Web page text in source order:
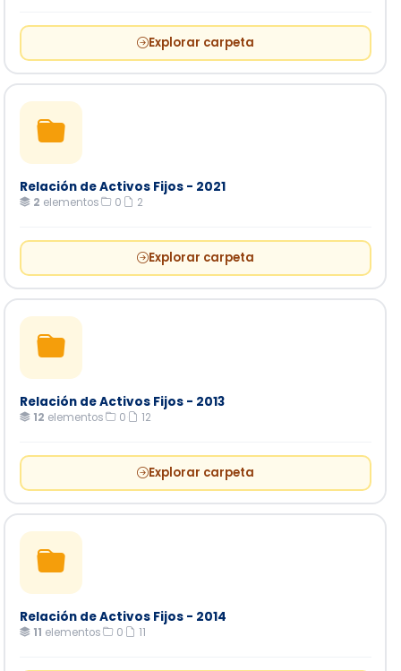
Explorar carpeta
Relación de Activos Fijos - 2021
2 elementos 0 2
Explorar carpeta
Relación de Activos Fijos - 2013
12 elementos 0 12
Explorar carpeta
Relación de Activos Fijos - 2014
11 elementos 0 11